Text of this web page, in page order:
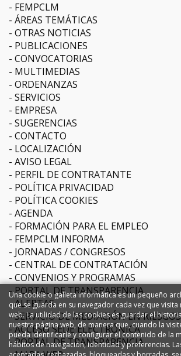
FEMPCLM
ÁREAS TEMÁTICAS
OTRAS NOTICIAS
PUBLICACIONES
CONVOCATORIAS
MULTIMEDIAS
ORDENANZAS
SERVICIOS
EMPRESA
SUGERENCIAS
CONTACTO
LOCALIZACIÓN
AVISO LEGAL
PERFIL DE CONTRATANTE
POLÍTICA PRIVACIDAD
POLÍTICA COOKIES
AGENDA
FORMACIÓN PARA EL EMPLEO
FEMPCLM INFORMA
JORNADAS / CONGRESOS
CENTRAL DE CONTRATACIÓN
CONVENIOS Y PROGRAMAS
PORTAL DE TRANSPARENCIA
ALERTAS
SERVICIO DE MEDIACIÓN EN
ACCESO SEDE ELECTRÓNICA
PORTAL DE TRANSPARENCIA
Una cookie o galleta informática es un pequeño
que se guarda en su navegador cada vez que visita
web. La utilidad de las cookies es guardar el
nuestra página web, de manera que, cuando la
pueda identificarle y configurar el contenido de la
hábitos de navegación, identidad y preferencias.